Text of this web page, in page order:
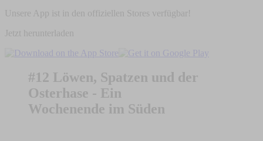
Unsere App ist in den offiziellen Stores verfügbar!
Jetzt herunterladen
#12 Löwen, Spatzen und der
Osterhase - Ein
Wochenende im Süden